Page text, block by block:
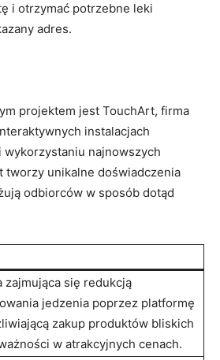
i otrzymać potrzebne leki
adres.
projektem jest⁣ TouchArt, firma
⁤instalacjach
najnowszych
tworzy unikalne doświadczenia
​odbiorców w sposób dotąd
zajmująca się redukcją
jedzenia​ poprzez platformę
zakup produktów bliskich
w ⁤atrakcyjnych cenach.